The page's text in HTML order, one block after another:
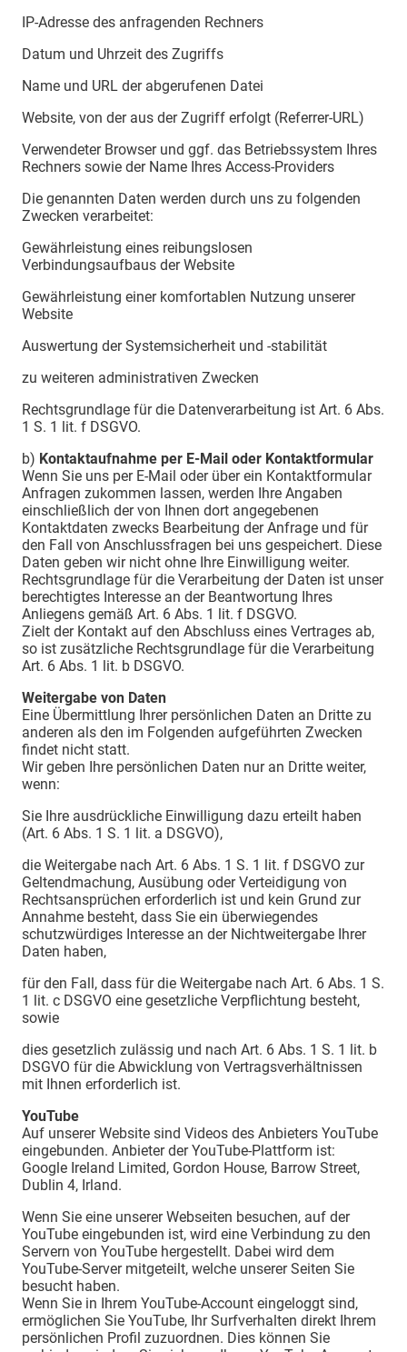
IP-Adresse des anfragenden Rechners
Datum und Uhrzeit des Zugriffs
Name und URL der abgerufenen Datei
Website, von der aus der Zugriff erfolgt (Referrer-URL)
Verwendeter Browser und ggf. das Betriebssystem Ihres
Rechners sowie der Name Ihres Access-Providers
Die genannten Daten werden durch uns zu folgenden
Zwecken verarbeitet:
Gewährleistung eines reibungslosen
Verbindungsaufbaus der Website
Gewährleistung einer komfortablen Nutzung unserer
Website
Auswertung der Systemsicherheit und -stabilität
zu weiteren administrativen Zwecken
Rechtsgrundlage für die Datenverarbeitung ist Art. 6 Abs.
1 S. 1 lit. f DSGVO.
b) Kontaktaufnahme per E-Mail oder Kontaktformular
Wenn Sie uns per E-Mail oder über ein Kontaktformular
Anfragen zukommen lassen, werden Ihre Angaben
einschließlich der von Ihnen dort angegebenen
Kontaktdaten zwecks Bearbeitung der Anfrage und für
den Fall von Anschlussfragen bei uns gespeichert. Diese
Daten geben wir nicht ohne Ihre Einwilligung weiter.
Rechtsgrundlage für die Verarbeitung der Daten ist unser
berechtigtes Interesse an der Beantwortung Ihres
Anliegens gemäß Art. 6 Abs. 1 lit. f DSGVO.
Zielt der Kontakt auf den Abschluss eines Vertrages ab,
so ist zusätzliche Rechtsgrundlage für die Verarbeitung
Art. 6 Abs. 1 lit. b DSGVO.
Weitergabe von Daten
Eine Übermittlung Ihrer persönlichen Daten an Dritte zu
anderen als den im Folgenden aufgeführten Zwecken
findet nicht statt.
Wir geben Ihre persönlichen Daten nur an Dritte weiter,
wenn:
Sie Ihre ausdrückliche Einwilligung dazu erteilt haben
(Art. 6 Abs. 1 S. 1 lit. a DSGVO),
die Weitergabe nach Art. 6 Abs. 1 S. 1 lit. f DSGVO zur
Geltendmachung, Ausübung oder Verteidigung von
Rechtsansprüchen erforderlich ist und kein Grund zur
Annahme besteht, dass Sie ein überwiegendes
schutzwürdiges Interesse an der Nichtweitergabe Ihrer
Daten haben,
für den Fall, dass für die Weitergabe nach Art. 6 Abs. 1 S.
1 lit. c DSGVO eine gesetzliche Verpflichtung besteht,
sowie
dies gesetzlich zulässig und nach Art. 6 Abs. 1 S. 1 lit. b
DSGVO für die Abwicklung von Vertragsverhältnissen
mit Ihnen erforderlich ist.
YouTube
Auf unserer Website sind Videos des Anbieters YouTube
eingebunden. Anbieter der YouTube-Plattform ist:
Google Ireland Limited, Gordon House, Barrow Street,
Dublin 4, Irland.
Wenn Sie eine unserer Webseiten besuchen, auf der
YouTube eingebunden ist, wird eine Verbindung zu den
Servern von YouTube hergestellt. Dabei wird dem
YouTube-Server mitgeteilt, welche unserer Seiten Sie
besucht haben.
Wenn Sie in Ihrem YouTube-Account eingeloggt sind,
ermöglichen Sie YouTube, Ihr Surfverhalten direkt Ihrem
persönlichen Profil zuzuordnen. Dies können Sie